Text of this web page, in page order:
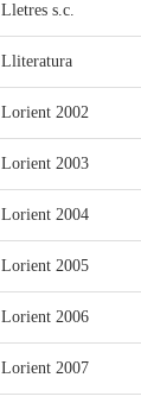
Lletres s.c.
Lliteratura
Lorient 2002
Lorient 2003
Lorient 2004
Lorient 2005
Lorient 2006
Lorient 2007